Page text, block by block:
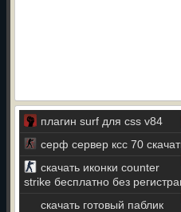
плагин surf для css v84
серф сервер ксс 70
скачать иконки counter
strike бесплатно без
скачать готовый паблик